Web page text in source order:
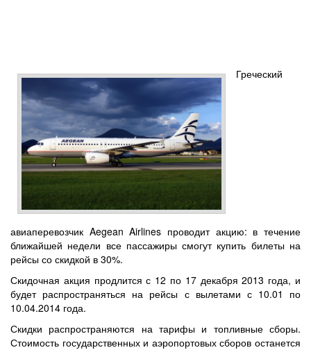
Греческий
авиаперевозчик Aegean Airlines проводит акцию: в течение
ближайшей недели все пассажиры смогут купить билеты на
рейсы со скидкой в 30%.
Скидочная акция продлится с 12 по 17 декабря 2013 года, и
будет распространяться на рейсы с вылетами с 10.01 по
10.04.2014 года.
Скидки распространяются на тарифы и топливные сборы.
Стоимость государственных и аэропортовых сборов останется